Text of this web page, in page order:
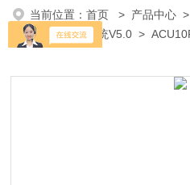
当前位置：首页 > 产品中心
量流量测控系统V5.0 >